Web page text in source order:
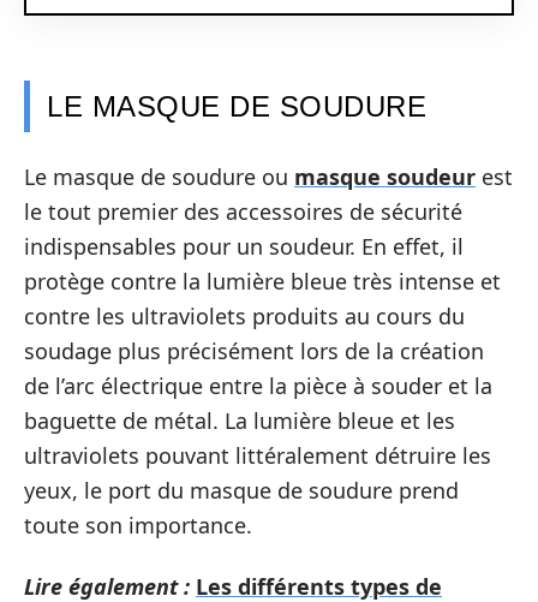
LE MASQUE DE SOUDURE
Le masque de soudure ou masque soudeur est
le tout premier des accessoires de sécurité
indispensables pour un soudeur. En effet, il
protège contre la lumière bleue très intense et
contre les ultraviolets produits au cours du
soudage plus précisément lors de la création
de l’arc électrique entre la pièce à souder et la
baguette de métal. La lumière bleue et les
ultraviolets pouvant littéralement détruire les
yeux, le port du masque de soudure prend
toute son importance.
Lire également : Les différents types de